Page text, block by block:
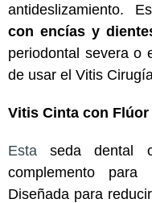
antideslizamiento.
con encías y
periodontal severa o
de usar el Vitis
Vitis Cinta con Flúor
Esta seda dental
complemento
Diseñada para